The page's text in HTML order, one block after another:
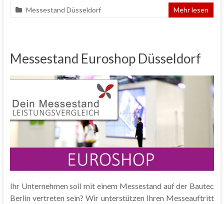
Messestand Düsseldorf
Mehr lesen
Messestand Euroshop Düsseldorf
Ihr Unternehmen soll mit einem Messestand auf der Bautec
Berlin vertreten sein? Wir unterstützen Ihren Messeauftritt